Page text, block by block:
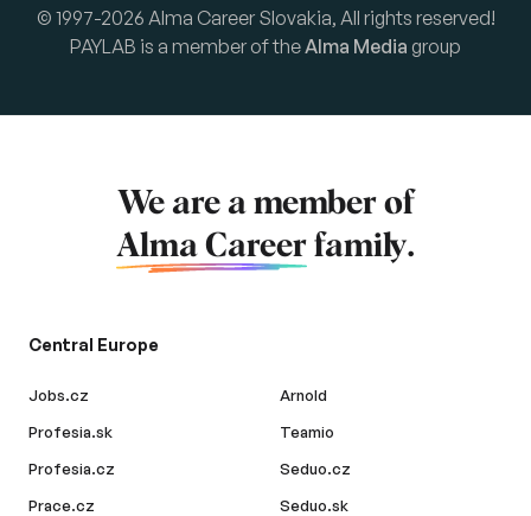
© 1997-2026 Alma Career Slovakia, All rights reserved!
PAYLAB is a member of the Alma Media group
We are a member of
Alma Career family.
Central Europe
Jobs.cz
Profesia.sk
Profesia.cz
Prace.cz
Arnold
Teamio
Seduo.cz
Seduo.sk